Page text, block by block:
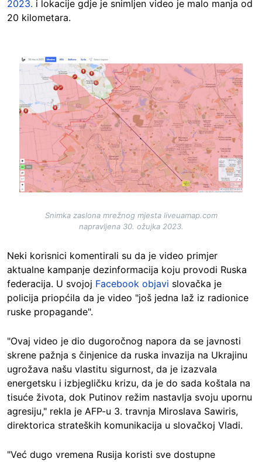
2023. i lokacije gdje je snimljen video je malo manja od
20 kilometara.
Image
Snimka zaslona mrežnog mjesta liveuamap.com
napravljena 30. ožujka 2023.
Neki korisnici komentirali su da je video primjer
aktualne kampanje dezinformacija koju provodi Ruska
federacija. U svojoj Facebook objavi slovačka je
policija priopćila da je video "još jedna laž iz radionice
ruske propagande".
"Ovaj video je dio dugoročnog napora da se javnosti
skrene pažnja s činjenice da ruska invazija na Ukrajinu
ugrožava našu vlastitu sigurnost, da je izazvala
energetsku i izbjegličku krizu, da je do sada koštala na
tisuće života, dok Putinov režim nastavlja svoju upornu
agresiju," rekla je AFP-u 3. travnja Miroslava Sawiris,
direktorica strateških komunikacija u slovačkoj Vladi.
"Već dugo vremena Rusija koristi sve dostupne